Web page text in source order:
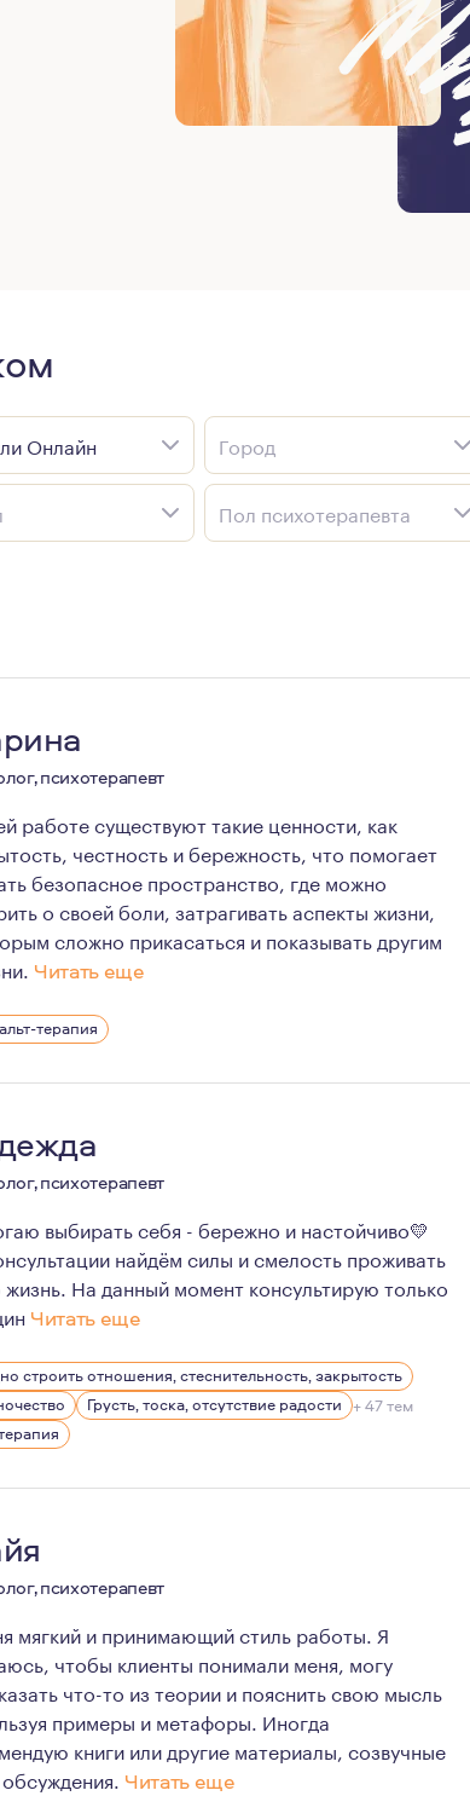
Онлайн Город
Пол психотерапевта
психотерапевт
работе существуют такие ценности, как
честность и бережность, что помогает
безопасное пространство, где можно
о своей боли, затрагивать аспекты жизни,
сложно прикасаться и показывать другим
Читать еще
образованию я музыкант, решение стать
терапия
психотерапевт
выбирать себя - бережно и настойчиво💛
найдём силы и смелость проживать
На данный момент консультирую только
Читать еще
лет, благодаря обучению на курсе по
после консультаций с клиентами я радуюсь,
как не просто себя чувствовать, когда нет
строить отношения, стеснительность, закрытость
Грусть, тоска, отсутствие радости + 47 тем
психотерапевт
мягкий и принимающий стиль работы. Я
чтобы клиенты понимали меня, могу
что-то из теории и пояснить свою мысль
примеры и метафоры. Иногда
книги или другие материалы, созвучные
Читать еще